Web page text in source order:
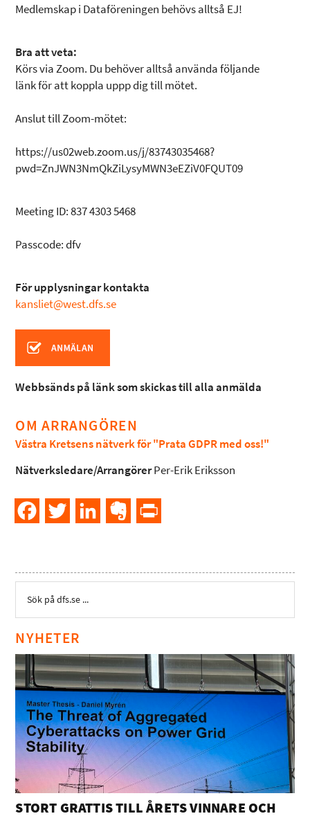
Medlemskap i Dataföreningen behövs alltså EJ!
Bra att veta:
Körs via Zoom. Du behöver alltså använda följande
länk för att koppla uppp dig till mötet.
Anslut till Zoom-mötet:
https://us02web.zoom.us/j/83743035468?
pwd=ZnJWN3NmQkZiLysyMWN3eEZiV0FQUT09
Meeting ID: 837 4303 5468
Passcode: dfv
För upplysningar kontakta
kansliet@west.dfs.se
Webbsänds på länk som skickas till alla anmälda
OM ARRANGÖREN
Västra Kretsens nätverk för "Prata GDPR med oss!"
Nätverksledare/ArrangörerPer-Erik Eriksson
FacebookTwitter LinkedInEvernote
NYHETER
STORT GRATTIS TILL ÅRETS VINNARE OCH